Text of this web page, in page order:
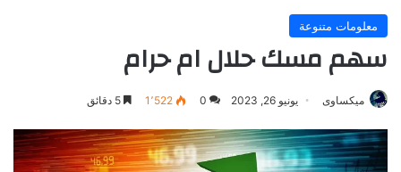
معلومات متنوعة
سهم مسك حلال ام حرام
ميكساوى يونيو 26, 2023 0 1٬522